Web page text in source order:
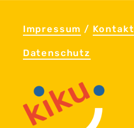
Im­pres­sum / Kon­takt
Da­ten­schutz